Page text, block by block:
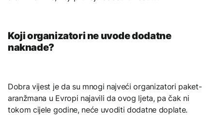
Koji organizatori ne uvode dodatne
naknade?
Dobra vijest je da su mnogi najveći organizatori paket-
aranžmana u Evropi najavili da ovog ljeta, pa čak ni
tokom cijele godine, neće uvoditi dodatne doplate.